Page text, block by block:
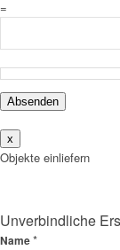
=
Absenden
x
Objekte einliefern
Unverbindliche
Name*